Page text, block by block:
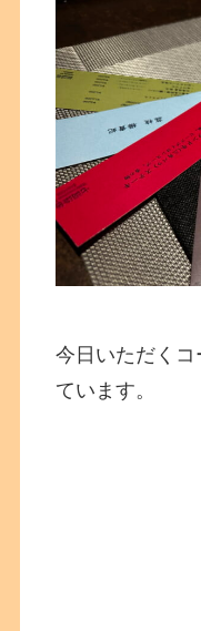
今日いただく
ています。